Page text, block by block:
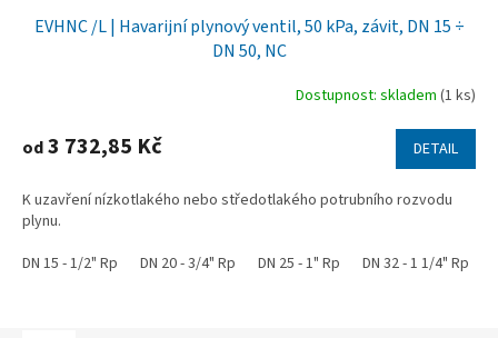
EVHNC /L | Havarijní plynový ventil, 50 kPa, závit, DN 15 ÷
DN 50, NC
Dostupnost: skladem (1 ks)
od3 732,85 Kč DETAIL
K uzavření nízkotlakého nebo středotlakého potrubního rozvodu
plynu.
DN 15 - 1/2" Rp
DN 20 - 3/4" Rp DN 25 - 1" Rp DN 32 - 1 1/4" Rp